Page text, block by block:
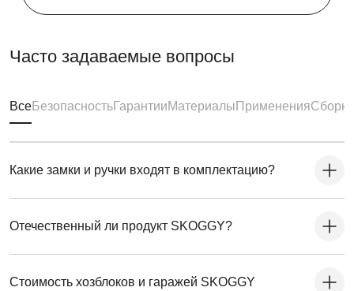
Часто задаваемые вопросы
ВсеБезопасностьГарантииМатериалы ПримененияСборка
Какие замки и ручки входят в комплектацию?
Отечественный ли продукт SKOGGY?
Стоимость хозблоков и гаражей SKOGGY